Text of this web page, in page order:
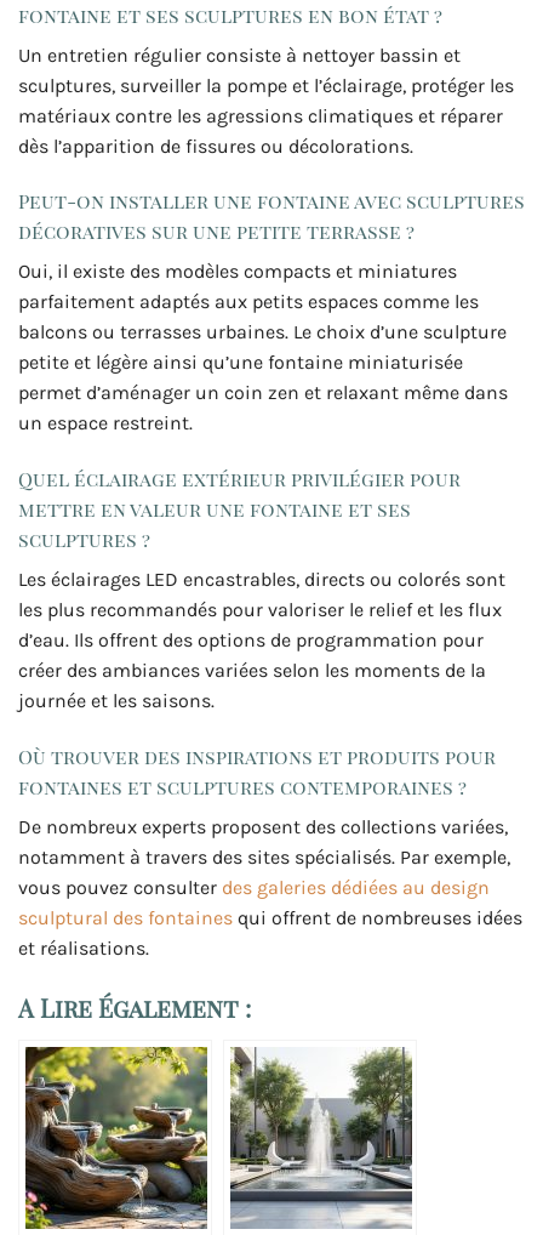
fontaine et ses sculptures en bon état ?
Un entretien régulier consiste à nettoyer bassin et
sculptures, surveiller la pompe et l’éclairage, protéger les
matériaux contre les agressions climatiques et réparer
dès l’apparition de fissures ou décolorations.
Peut-on installer une fontaine avec sculptures
décoratives sur une petite terrasse ?
Oui, il existe des modèles compacts et miniatures
parfaitement adaptés aux petits espaces comme les
balcons ou terrasses urbaines. Le choix d’une sculpture
petite et légère ainsi qu’une fontaine miniaturisée
permet d’aménager un coin zen et relaxant même dans
un espace restreint.
Quel éclairage extérieur privilégier pour
mettre en valeur une fontaine et ses
sculptures ?
Les éclairages LED encastrables, directs ou colorés sont
les plus recommandés pour valoriser le relief et les flux
d’eau. Ils offrent des options de programmation pour
créer des ambiances variées selon les moments de la
journée et les saisons.
Où trouver des inspirations et produits pour
fontaines et sculptures contemporaines ?
De nombreux experts proposent des collections variées,
notamment à travers des sites spécialisés. Par exemple,
vous pouvez consulter des galeries dédiées au design
sculptural des fontaines qui offrent de nombreuses idées
et réalisations.
A Lire Également :